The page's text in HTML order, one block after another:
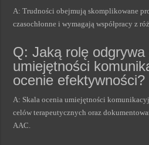
A: Trudności obejmują skomplikowane
czasochłonne i wymagają współpracy z
Q: Jaką rolę odgrywa
umiejętności
ocenie efektywności?
A: Skala ocenia umiejętności
celów terapeutycznych oraz
AAC.